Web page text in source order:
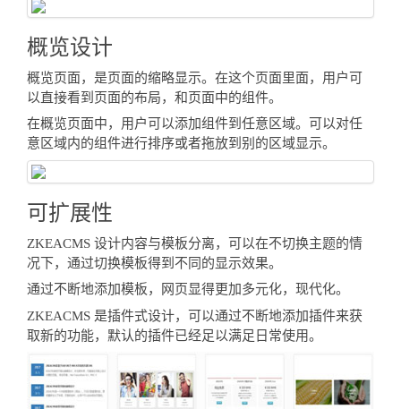
概览设计
概览页面，是页面的缩略显示。在这个页面里面，用户可
以直接看到页面的布局，和页面中的组件。
在概览页面中，用户可以添加组件到任意区域。可以对任
意区域内的组件进行排序或者拖放到别的区域显示。
可扩展性
ZKEACMS 设计内容与模板分离，可以在不切换主题的情
况下，通过切换模板得到不同的显示效果。
通过不断地添加模板，网页显得更加多元化，现代化。
ZKEACMS 是插件式设计，可以通过不断地添加插件来获
取新的功能，默认的插件已经足以满足日常使用。